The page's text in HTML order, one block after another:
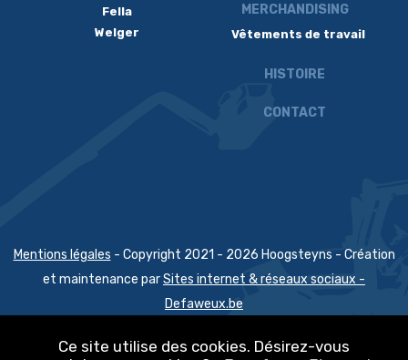
Fella
Welger
MERCHANDISING
Vêtements de travail
HISTOIRE
CONTACT
Mentions légales - Copyright 2021 - 2026 Hoogsteyns - Création
et maintenance parSites internet & réseaux sociaux -
Defaweux.be
Conditions générales de vente Contrat de location de matériel
Ce site utilise des cookies. Désirez-vous